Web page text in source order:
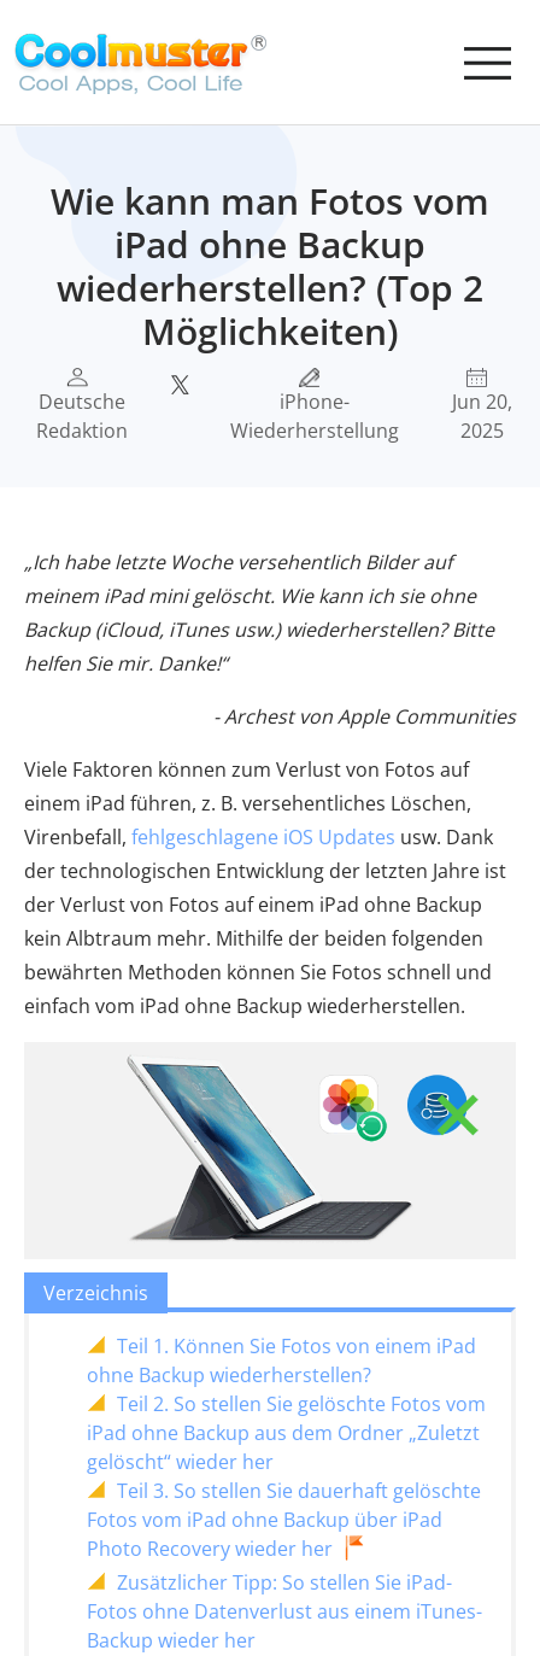
Wie kann man Fotos vom
iPad ohne Backup
wiederherstellen? (Top 2
Möglichkeiten)
Deutsche
Redaktion
iPhone-
Wiederherstellung
Jun 20,
2025
„Ich habe letzte Woche versehentlich Bilder auf
meinem iPad mini gelöscht. Wie kann ich sie ohne
Backup (iCloud, iTunes usw.) wiederherstellen? Bitte
helfen Sie mir. Danke!“
- Archest von Apple Communities
Viele Faktoren können zum Verlust von Fotos auf
einem iPad führen, z. B. versehentliches Löschen,
Virenbefall, fehlgeschlagene iOS Updates usw. Dank
der technologischen Entwicklung der letzten Jahre ist
der Verlust von Fotos auf einem iPad ohne Backup
kein Albtraum mehr. Mithilfe der beiden folgenden
bewährten Methoden können Sie Fotos schnell und
einfach vom iPad ohne Backup wiederherstellen.
Verzeichnis
Teil 1. Können Sie Fotos von einem iPad
ohne Backup wiederherstellen?
Teil 2. So stellen Sie gelöschte Fotos vom
iPad ohne Backup aus dem Ordner „Zuletzt
gelöscht“ wieder her
Teil 3. So stellen Sie dauerhaft gelöschte
Fotos vom iPad ohne Backup über iPad
Photo Recovery wieder her
Zusätzlicher Tipp: So stellen Sie iPad-
Fotos ohne Datenverlust aus einem iTunes-
Backup wieder her